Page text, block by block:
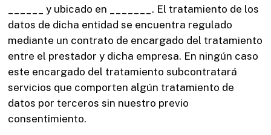
______ y ubicado en _______. El tratamiento de los
datos de dicha entidad se encuentra regulado
mediante un contrato de encargado del tratamiento
entre el prestador y dicha empresa. En ningún caso
este encargado del tratamiento subcontratará
servicios que comporten algún tratamiento de
datos por terceros sin nuestro previo
consentimiento.